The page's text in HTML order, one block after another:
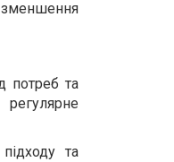
потреб та
та